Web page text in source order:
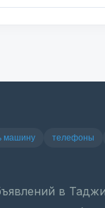
машину телефоны
в